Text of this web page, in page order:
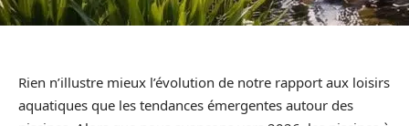
Rien n’illustre mieux l’évolution de notre rapport aux loisirs
aquatiques que les tendances émergentes autour des